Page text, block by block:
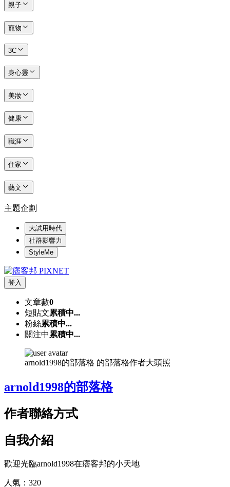
親子
寵物
3C
身心靈
美妝
健康
職涯
住家
藝文
主題企劃
大試用時代
社群影響力
StyleMe
登入
文章數0
短貼文累積中...
粉絲累積中...
關注中 累積中...
arnold1998的部落格 的部落格作者大頭照
arnold1998的部落格
作者聯絡方式
自我介紹
歡迎光臨arnold1998在痞客邦的小天地
人氣： 320